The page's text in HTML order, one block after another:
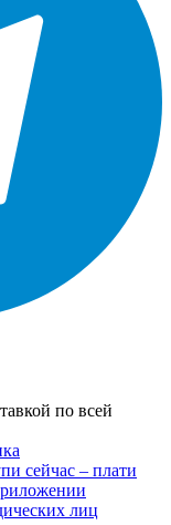
по всей
сейчас – плати
лиц